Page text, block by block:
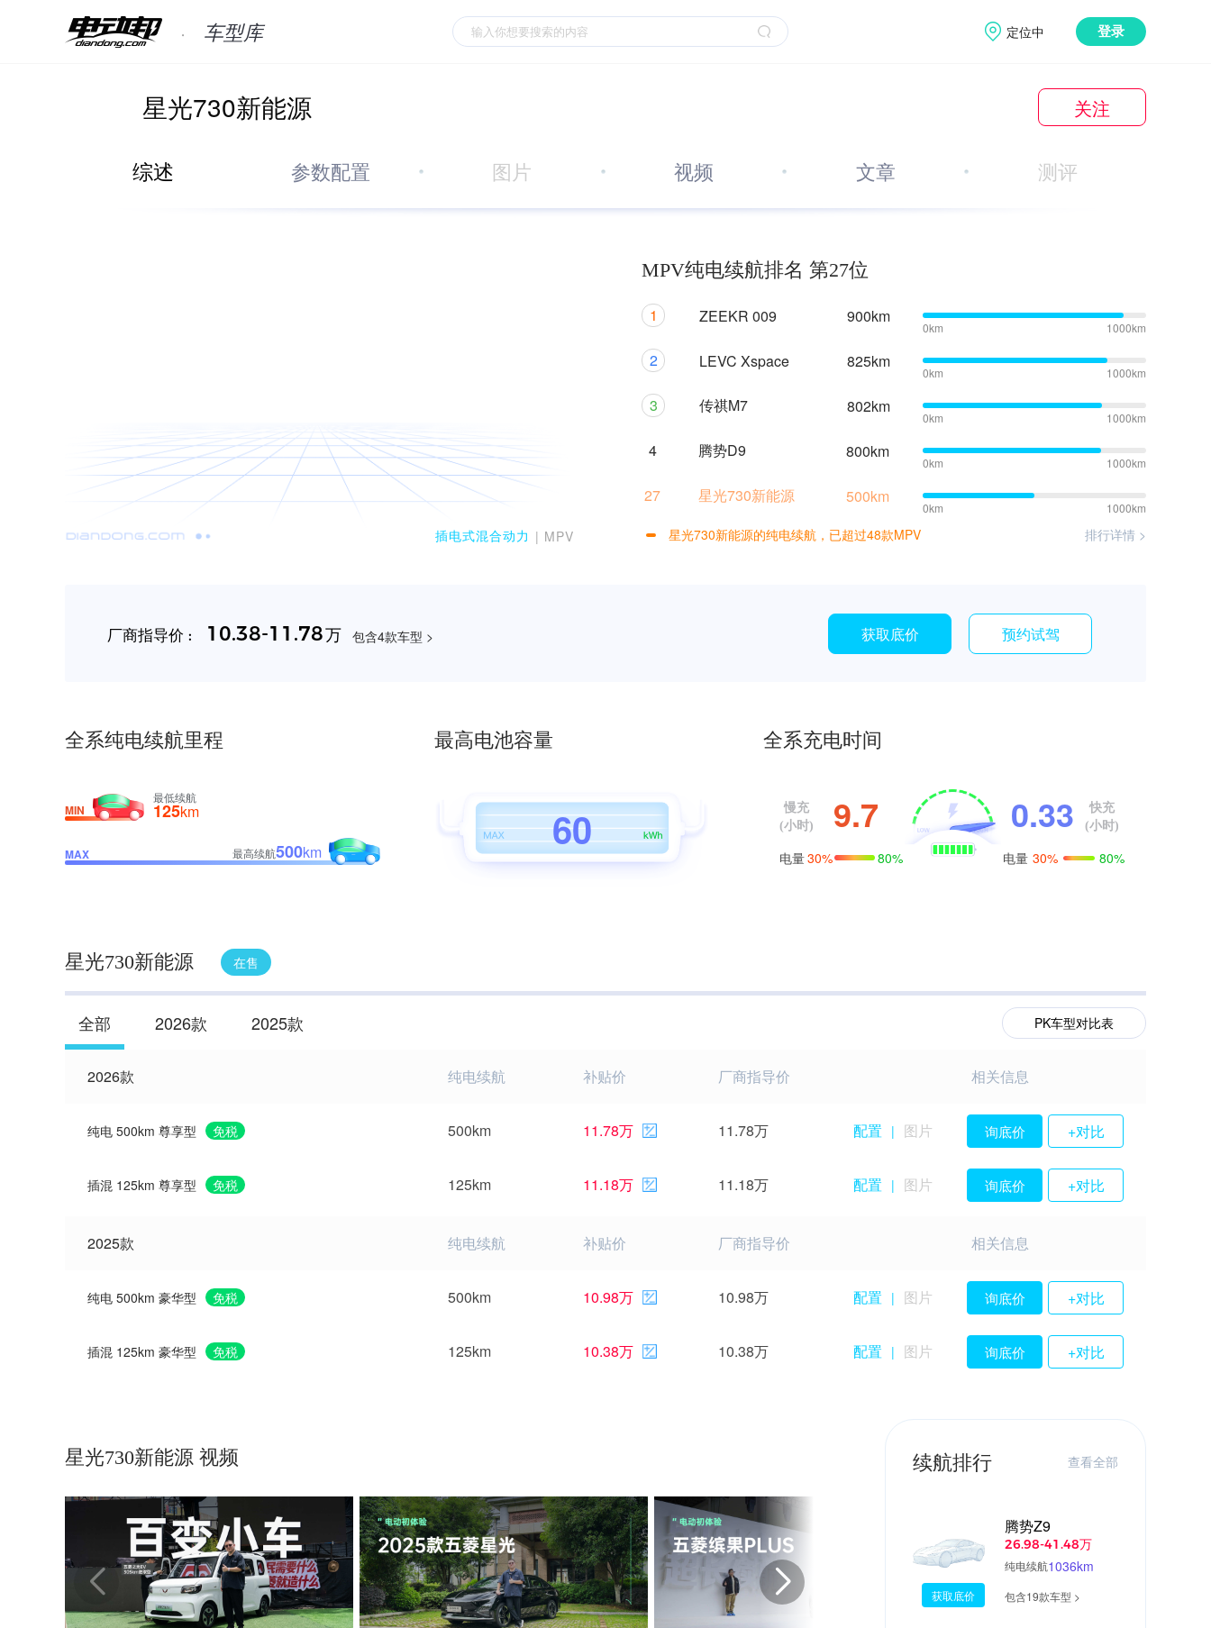
车型库 定位中 登录
星光730新能源 关注
综述 参数配置 图片 视频 文章 测评
插电式混合动力 | MPV
MPV纯电续航排名 第27位
1 ZEEKR 009 900km
0km 1000km
2 LEVC Xspace 825km
0km 1000km
3 传祺M7 802km
0km 1000km
4 腾势D9 800km
0km 1000km
27 星光730新能源 500km
0km 1000km
星光730新能源的纯电续航，已超过48款MPV 排行详情 >
厂商指导价 : 10.38-11.78万 包含4款车型 > 获取底价 预约试驾
全系纯电续航里程
MIN
最低续航
125km
MAX 最高续航500km
最高电池容量4
5
60
全系充电时间
慢充
(小时)
9.7
电量30% 80%
0.33
快充
(小时)
电量 30% 80%
星光730新能源 在售
全部 2026款 2025款 PK车型对比表
2026款 纯电续航 补贴价 厂商指导价 相关信息
纯电 500km 尊享型 免税 500km 11.78万 11.78万 配置 | 图片 询底价 +对比
插混 125km 尊享型 免税 125km 11.18万 11.18万 配置 | 图片 询底价 +对比
2025款 纯电续航 补贴价 厂商指导价 相关信息
纯电 500km 豪华型 免税 500km 10.98万 10.98万 配置 | 图片 询底价 +对比
插混 125km 豪华型 免税 125km 10.38万 10.38万 配置 | 图片 询底价 +对比
星光730新能源 视频 续航排行 查看全部
获取底价
腾势Z9
26.98-41.48万
纯电续航1036km
包含19款车型 >